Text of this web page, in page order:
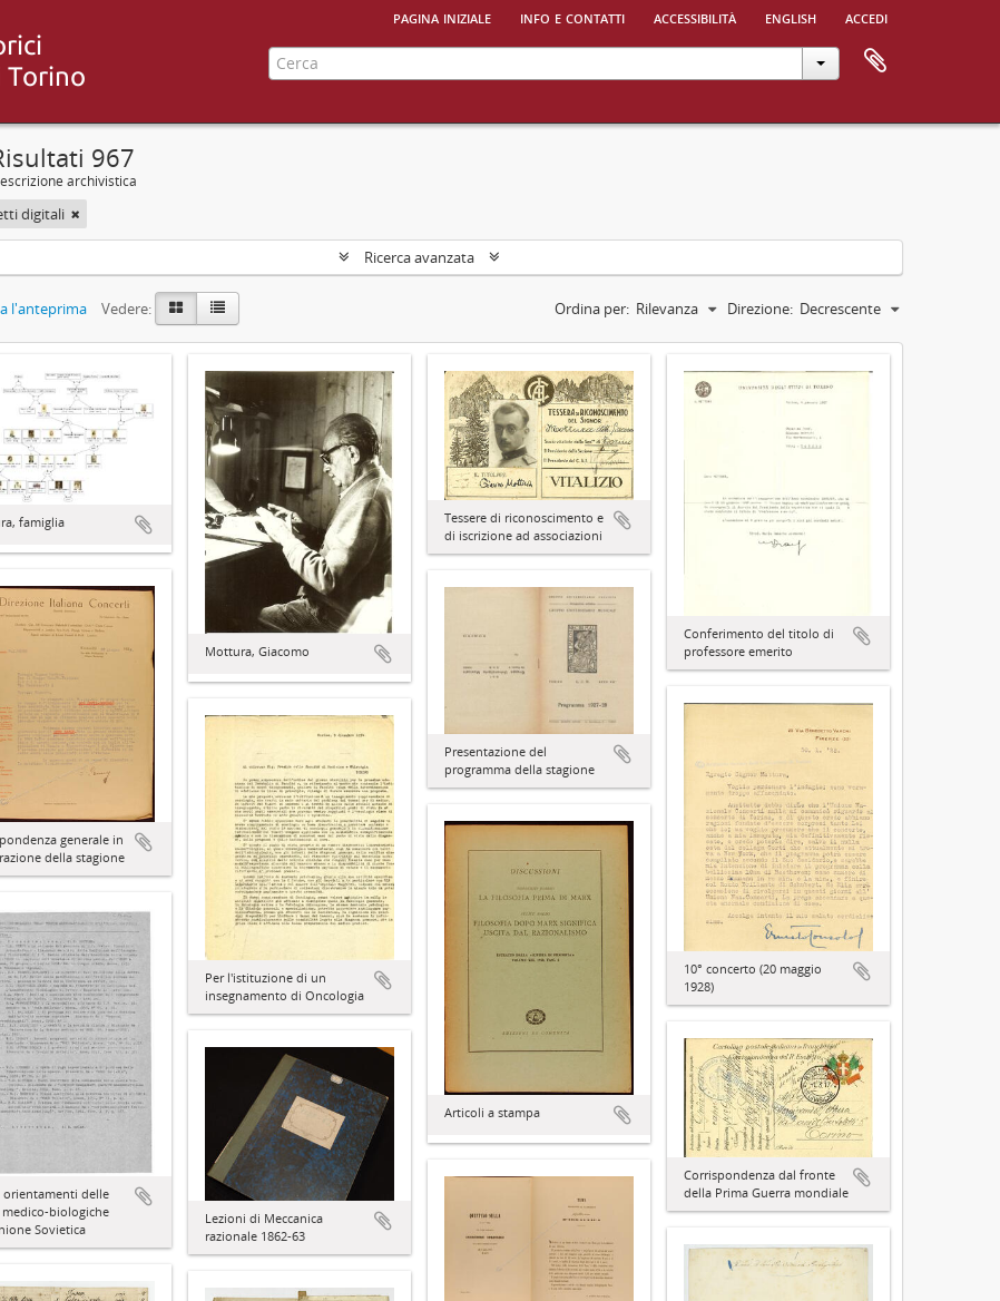
pagina iniziale info e contatti accessibilità english accedi
967
archivistica
digitali
Ricerca avanzata
l'anteprima Vedere: Ordina per: Rilevanza Direzione: Decrescente
famiglia
Mottura, Giacomo
Tessere di riconoscimento e
di iscrizione ad associazioni
Conferimento del titolo di
professore emerito
generale in
della stagione
Presentazione del
programma della stagione
10° concerto (20 maggio
1928)
Per l'istituzione di un
insegnamento di Oncologia
Articoli a stampa
orientamenti delle
biologiche
Sovietica
Corrispondenza dal fronte
della Prima Guerra mondiale
Lezioni di Meccanica
razionale 1862-63